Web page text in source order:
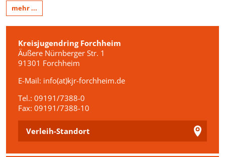
mehr ...
Kreisjugendring Forchheim
Äußere Nürnberger Str. 1
91301 Forchheim
E-Mail: info(at)kjr-forchheim.de
Tel.: 09191/7388-0
Fax: 09191/7388-10
Verleih-Standort